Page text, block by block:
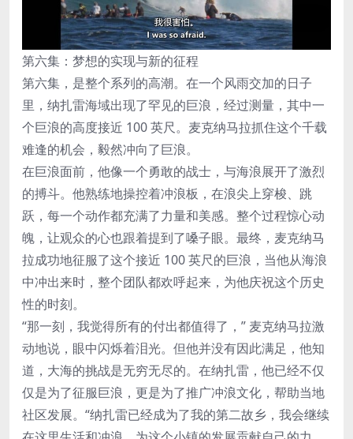
第六集：梦想的实现与新的征程
第六集，是整个系列的高潮。在一个风雨交加的日子
里，纳扎雷海域出现了罕见的巨浪，经过测量，其中一
个巨浪的高度接近 100 英尺。麦克纳马拉抓住这个千载
难逢的机会，毅然冲向了巨浪。
在巨浪面前，他像一个勇敢的战士，与海浪展开了激烈
的搏斗。他熟练地操控着冲浪板，在浪尖上穿梭、跳
跃，每一个动作都充满了力量和美感。整个过程惊心动
魄，让观众的心也跟着提到了嗓子眼。最终，麦克纳马
拉成功地征服了这个接近 100 英尺的巨浪，当他从海浪
中冲出来时，整个团队都欢呼起来，为他庆祝这个历史
性的时刻。
“那一刻，我觉得所有的付出都值得了，” 麦克纳马拉激
动地说，眼中闪烁着泪光。但他并没有因此满足，他知
道，大海的挑战是无穷无尽的。在纳扎雷，他已经不仅
仅是为了征服巨浪，更是为了推广冲浪文化，帮助当地
社区发展。“纳扎雷已经成为了我的第二故乡，我会继续